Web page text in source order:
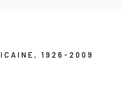
1926-2009